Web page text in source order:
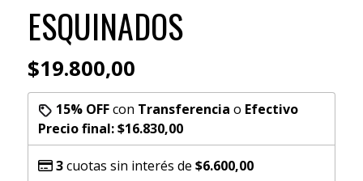
ESQUINADOS
$19.800,00
15% OFFcon Transferencia o Efectivo
Precio final:$16.830,00
3cuotas sin interés de $6.600,00